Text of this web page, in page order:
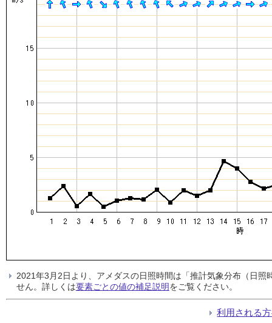
2021年3月2日より、アメダスの日照時間は「推計気象分布（日
せん。詳しくは要素ごとの値の補足説明をご覧ください。
利用される